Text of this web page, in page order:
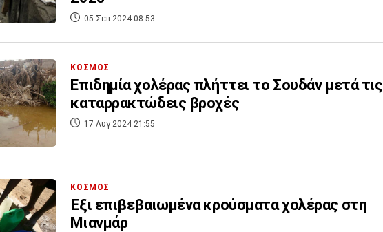
05 Σεπ 2024 08:53
ΚΟΣΜΟΣ
Επιδημία χολέρας πλήττει το Σουδάν μετά τις
καταρρακτώδεις βροχές
17 Αυγ 2024 21:55
ΚΟΣΜΟΣ
Έξι επιβεβαιωμένα κρούσματα χολέρας στη
Μιανμάρ